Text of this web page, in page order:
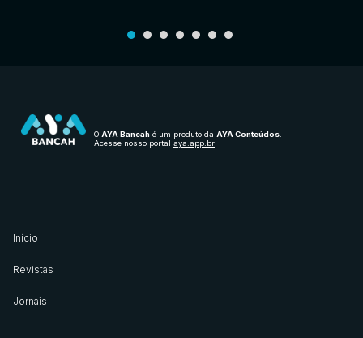
O AYA Bancah é um produto da AYA Conteúdos
Acesse nosso portal aya.app.br
Início
Revistas
Jornais